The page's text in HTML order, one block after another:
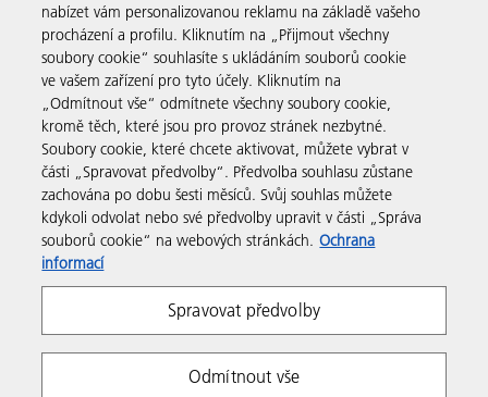
Firemní řešení
Produkty a služby
Podpora a kontakt
Zdroje
Sledujte nás
nabízet vám personalizovanou reklamu na základě vašeho
procházení a profilu. Kliknutím na „Přijmout všechny
soubory cookie“ souhlasíte s ukládáním souborů cookie
ve vašem zařízení pro tyto účely. Kliknutím na
„Odmítnout vše“ odmítnete všechny soubory cookie,
kromě těch, které jsou pro provoz stránek nezbytné.
Soubory cookie, které chcete aktivovat, můžete vybrat v
části „Spravovat předvolby“. Předvolba souhlasu zůstane
zachována po dobu šesti měsíců. Svůj souhlas můžete
kdykoli odvolat nebo své předvolby upravit v části „Správa
souborů cookie“ na webových stránkách. Ochrana
informací
Spravovat předvolby
Odmítnout vše